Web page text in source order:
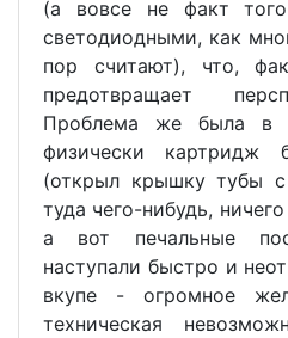
(а вовсе не факт
светодиодными, как
пор считают), что,
предотвращает
Проблема же была в
физически картридж
(открыл крышку тубы
туда чего-нибудь,
а вот печальные
наступали быстро и
вкупе - огромное
техническая